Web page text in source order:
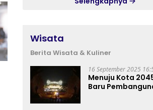
Wisata
Berita Wisata & Kuliner
16 September 2025
Menuju Kota
Baru